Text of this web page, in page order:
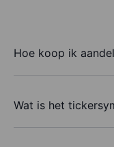
Hoe koop ik
Wat is het